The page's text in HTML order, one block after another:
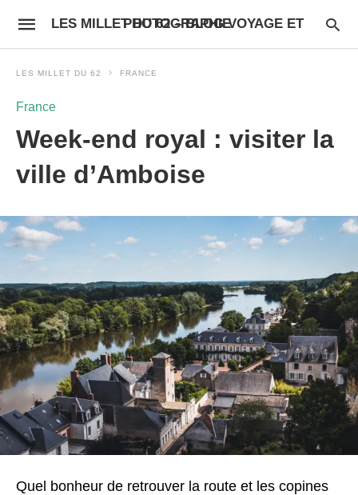
LES MILLET DU 62 – BLOG VOYAGE ET PHOTOGRAPHIE
LES MILLET DU 62 FRANCE
France
Week-end royal : visiter la
ville d’Amboise
Quel bonheur de retrouver la route et les copines